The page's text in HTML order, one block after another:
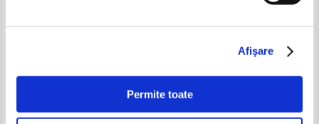
Afişare
Permite toate
melancolie